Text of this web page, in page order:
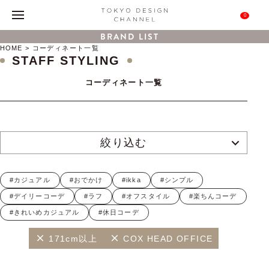
0
BRAND LIST
HOME コーディネート一覧
STAFF STYLING
コーディネート一覧
絞り込む
#カジュアル #おでかけ #ikka #シンプル
#デイリーコーデ #ラフ #オフスタイル #楽ちんコーデ
#きれいめカジュアル #休日コーデ
171cm以上 COX HEAD OFFICE